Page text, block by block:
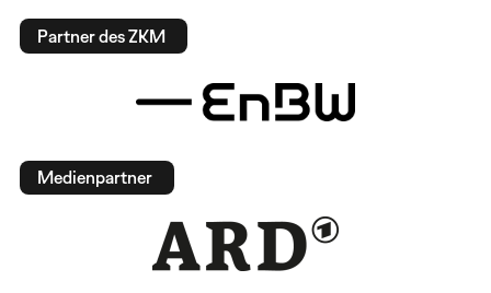
Partner des ZKM
Medienpartner